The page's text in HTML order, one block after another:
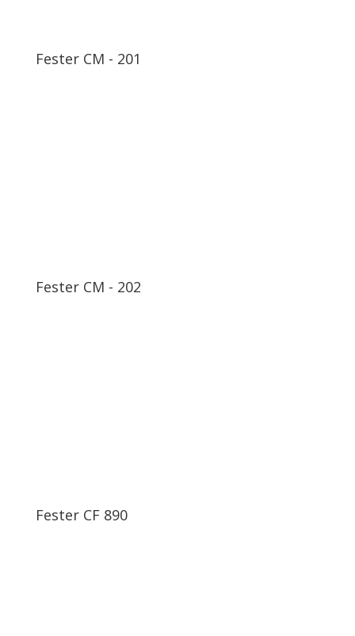
Fester CM - 201
Fester CM - 202
Fester CF 890